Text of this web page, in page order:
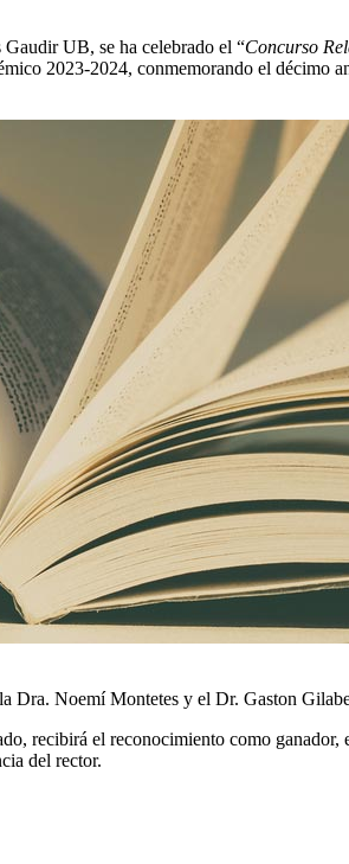
UB, se ha celebrado el “Concurso
2023-2024, conmemorando el décimo
Dra. Noemí Montetes y el Dr. Gaston
recibirá el reconocimiento como
del rector.